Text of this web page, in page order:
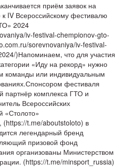
приём заявок на
IV Всероссийскому фестивалю
2024
iv-festival-chempionov-gto-
sorevnovaniya/iv-festival-
)Напоминаем, что для участия
«Иду на рекорд» нужно
команды или индивидуальным
фестиваля
партнёр комплекса ГТО и
Всероссийских
«Столото»
t.me/aboutstoloto) в
легендарный бренд
призовой фонд
организованы Министерством
(https://t.me/minsport_russia)